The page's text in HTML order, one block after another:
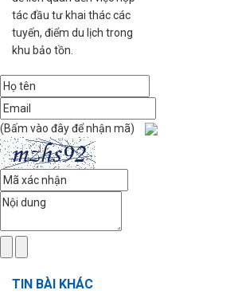
tác đầu tư khai thác các
tuyến, điểm du lịch trong
khu bảo tồn.
(Bấm vào đây để nhận mã)
TIN BÀI KHÁC